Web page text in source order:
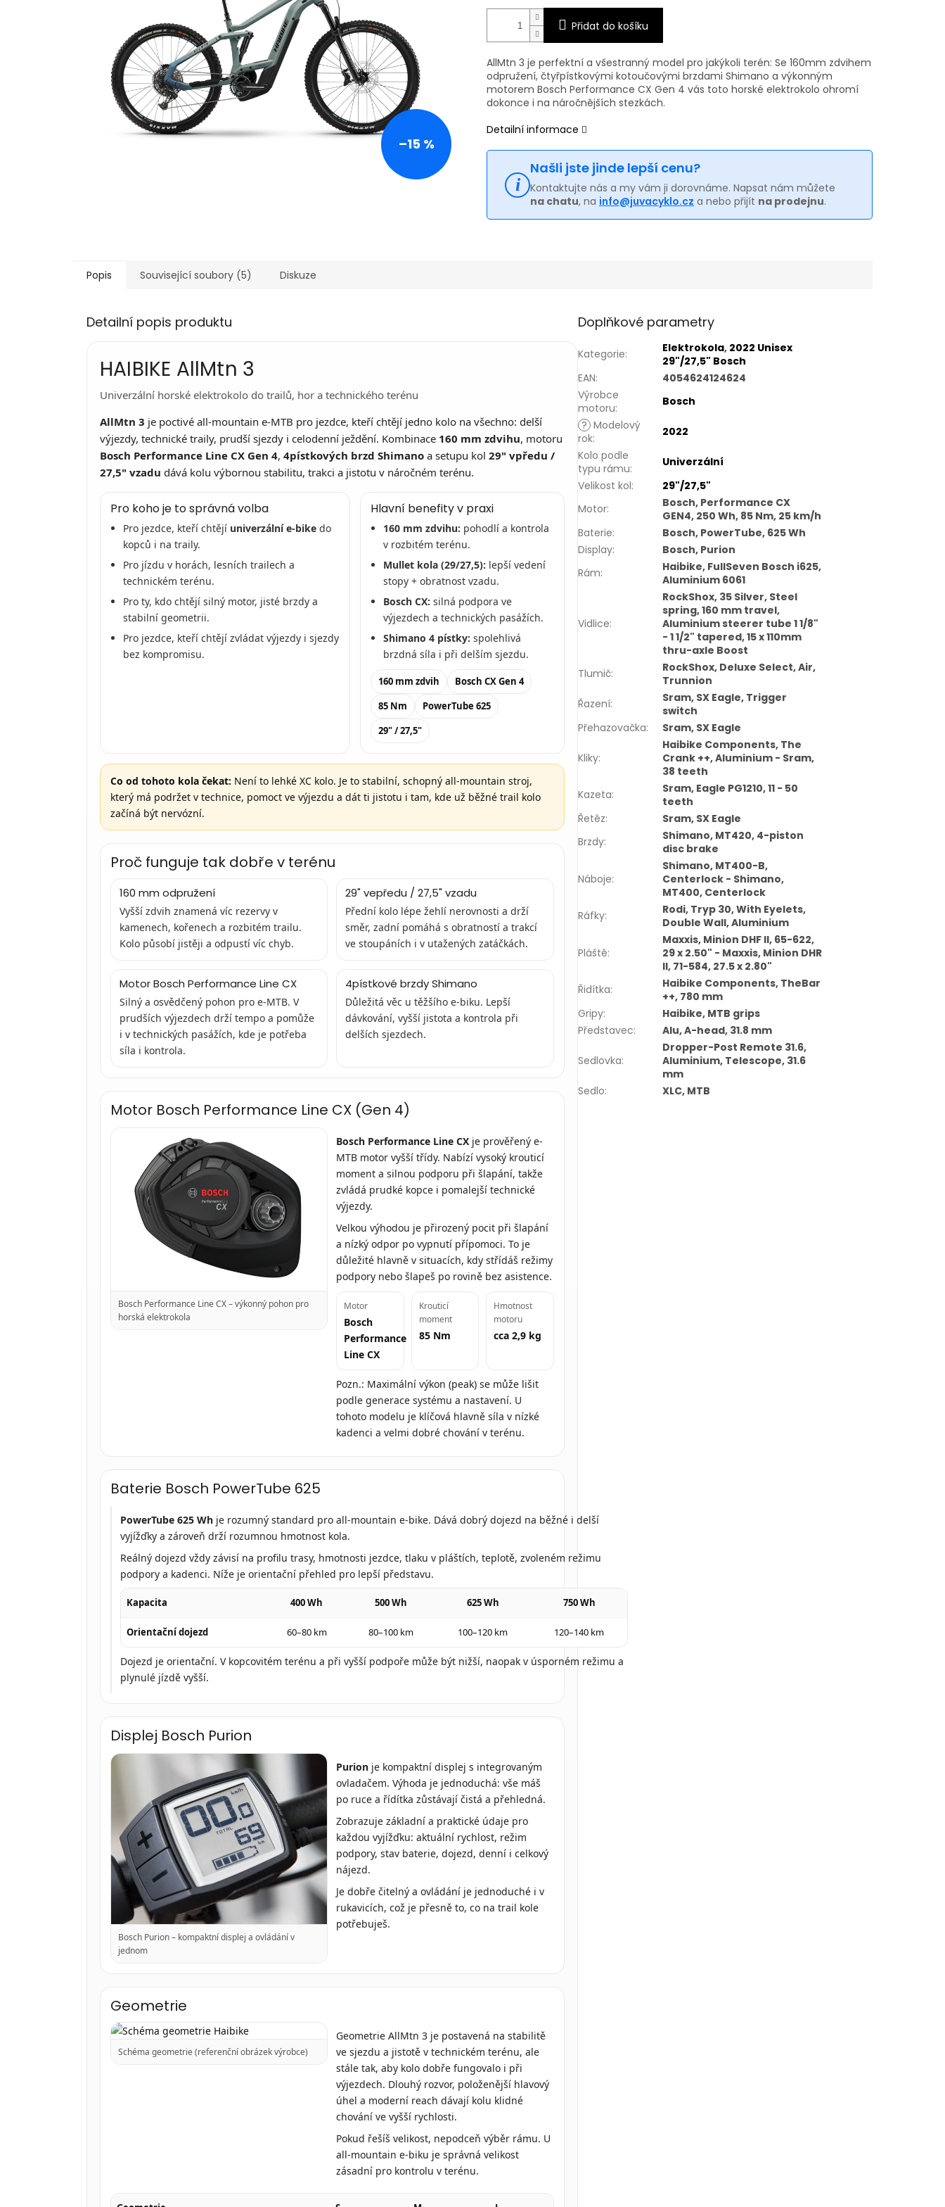
–15 %
Přidat do košíku
AllMtn 3 je perfektní a všestranný model pro jakýkoli terén: Se 160mm zdvihem
odpružení, čtyřpístkovými kotoučovými brzdami Shimano a výkonným
motorem Bosch Performance CX Gen 4 vás toto horské elektrokolo ohromí
dokonce i na náročnějších stezkách.
Detailní informace
Našli jste jinde lepší cenu?
Kontaktujte nás a my vám ji dorovnáme. Napsat nám můžete
na chatu, na info@juvacyklo.cz a nebo přijít na prodejnu.
Popis Související soubory (5) Diskuze
Detailní popis produktu
HAIBIKE AllMtn 3
Univerzální horské elektrokolo do trailů, hor a technického terénu
AllMtn 3 je poctivé all-mountain e-MTB pro jezdce, kteří chtějí jedno kolo na všechno: delší
výjezdy, technické traily, prudší sjezdy i celodenní ježdění. Kombinace 160 mm zdvihu, motoru
Bosch Performance Line CX Gen 4, 4pístkových brzd Shimano a setupu kol 29" vpředu /
27,5" vzadu dává kolu výbornou stabilitu, trakci a jistotu v náročném terénu.
Pro koho je to správná volba
Pro jezdce, kteří chtějí univerzální e-bike do
kopců i na traily.
Pro jízdu v horách, lesních trailech a
technickém terénu.
Pro ty, kdo chtějí silný motor, jisté brzdy a
stabilní geometrii.
Pro jezdce, kteří chtějí zvládat výjezdy i sjezdy
bez kompromisu.
Hlavní benefity v praxi
160 mm zdvihu: pohodlí a kontrola
v rozbitém terénu.
Mullet kola (29/27,5): lepší vedení
stopy + obratnost vzadu.
Bosch CX: silná podpora ve
výjezdech a technických pasážích.
Shimano 4 pístky: spolehlivá
brzdná síla i při delším sjezdu.
160 mm zdvih
Bosch CX Gen 4
85 Nm
PowerTube 625
29" / 27,5"
Co od tohoto kola čekat: Není to lehké XC kolo. Je to stabilní, schopný all-mountain stroj,
který má podržet v technice, pomoct ve výjezdu a dát ti jistotu i tam, kde už běžné trail kolo
začíná být nervózní.
Proč funguje tak dobře v terénu
160 mm odpružení
Vyšší zdvih znamená víc rezervy v
kamenech, kořenech a rozbitém trailu.
Kolo působí jistěji a odpustí víc chyb.
29" vepředu / 27,5" vzadu
Přední kolo lépe žehlí nerovnosti a drží
směr, zadní pomáhá s obratností a trakcí
ve stoupáních i v utažených zatáčkách.
Motor Bosch Performance Line CX
Silný a osvědčený pohon pro e-MTB. V
prudších výjezdech drží tempo a pomůže
i v technických pasážích, kde je potřeba
síla i kontrola.
4pístkové brzdy Shimano
Důležitá věc u těžšího e-biku. Lepší
dávkování, vyšší jistota a kontrola při
delších sjezdech.
Motor Bosch Performance Line CX (Gen 4)
Bosch Performance Line CX – výkonný pohon pro
horská elektrokola
Bosch Performance Line CX je prověřený e-
MTB motor vyšší třídy. Nabízí vysoký krouticí
moment a silnou podporu při šlapání, takže
zvládá prudké kopce i pomalejší technické
výjezdy.
Velkou výhodou je přirozený pocit při šlapání
a nízký odpor po vypnutí přípomoci. To je
důležité hlavně v situacích, kdy střídáš režimy
podpory nebo šlapeš po rovině bez asistence.
Motor
Bosch
Performance
Line CX
Krouticí
moment
85 Nm
Hmotnost
motoru
cca 2,9 kg
Pozn.: Maximální výkon (peak) se může lišit
podle generace systému a nastavení. U
tohoto modelu je klíčová hlavně síla v nízké
kadenci a velmi dobré chování v terénu.
Baterie Bosch PowerTube 625
Bosch
PowerTube
625
–
integrovaná
dobrým
a
hmotnosti
PowerTube 625 Wh je rozumný standard pro all-mountain e-bike. Dává dobrý dojezd na běžné i delší
vyjížďky a zároveň drží rozumnou hmotnost kola.
Reálný dojezd vždy závisí na profilu trasy, hmotnosti jezdce, tlaku v pláštích, teplotě, zvoleném režimu
podpory a kadenci. Níže je orientační přehled pro lepší představu.
Kapacita 400 Wh 500 Wh 625 Wh 750 Wh
Orientační dojezd 60–80 km 80–100 km 100–120 km 120–140 km
Dojezd je orientační. V kopcovitém terénu a při vyšší podpoře může být nižší, naopak v úsporném režimu a
plynulé jízdě vyšší.
Displej Bosch Purion
Bosch Purion – kompaktní displej a ovládání v
jednom
Purion je kompaktní displej s integrovaným
ovladačem. Výhoda je jednoduchá: vše máš
po ruce a řídítka zůstávají čistá a přehledná.
Zobrazuje základní a praktické údaje pro
každou vyjížďku: aktuální rychlost, režim
podpory, stav baterie, dojezd, denní i celkový
nájezd.
Je dobře čitelný a ovládání je jednoduché i v
rukavicích, což je přesně to, co na trail kole
potřebuješ.
Geometrie
Schéma geometrie (referenční obrázek výrobce)
Geometrie AllMtn 3 je postavená na stabilitě
ve sjezdu a jistotě v technickém terénu, ale
stále tak, aby kolo dobře fungovalo i při
výjezdech. Dlouhý rozvor, položenější hlavový
úhel a moderní reach dávají kolu klidné
chování ve vyšší rychlosti.
Pokud řešíš velikost, nepodceň výběr rámu. U
all-mountain e-biku je správná velikost
zásadní pro kontrolu v terénu.
Doplňkové parametry
Kategorie: Elektrokola, 2022 Unisex
29"/27,5" Bosch
EAN:
4054624124624
Výrobce
motoru:
Bosch
? Modelový
rok:
2022
Kolo podle
typu rámu:
Univerzální
Velikost kol:
29"/27,5"
Motor:
Bosch, Performance CX
GEN4, 250 Wh, 85 Nm, 25 km/h
Baterie:
Bosch, PowerTube, 625 Wh
Display:
Bosch, Purion
Rám:
Haibike, FullSeven Bosch i625,
Aluminium 6061
Vidlice:
RockShox, 35 Silver, Steel
spring, 160 mm travel,
Aluminium steerer tube 1 1/8"
- 1 1/2" tapered, 15 x 110mm
thru-axle Boost
Tlumič:
RockShox, Deluxe Select, Air,
Trunnion
Řazení:
Sram, SX Eagle, Trigger
switch
Přehazovačka: Sram, SX Eagle
Kliky:
Haibike Components, The
Crank ++, Aluminium - Sram,
38 teeth
Kazeta:
Sram, Eagle PG1210, 11 - 50
teeth
Řetěz:
Sram, SX Eagle
Brzdy:
Shimano, MT420, 4-piston
disc brake
Náboje:
Shimano, MT400-B,
Centerlock - Shimano,
MT400, Centerlock
Ráfky:
Rodi, Tryp 30, With Eyelets,
Double Wall, Aluminium
Pláště:
Maxxis, Minion DHF II, 65-622,
29 x 2.50" - Maxxis, Minion DHR
II, 71-584, 27.5 x 2.80"
Řidítka:
Haibike Components, TheBar
++, 780 mm
Gripy:
Haibike, MTB grips
Představec: Alu, A-head, 31.8 mm
Sedlovka:
Dropper-Post Remote 31.6,
Aluminium, Telescope, 31.6
mm
Sedlo: XLC, MTB